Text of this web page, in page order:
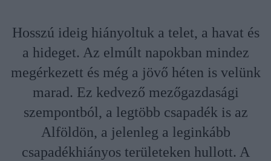
Hosszú ideig hiányoltuk a telet, a havat és
a hideget. Az elmúlt napokban mindez
megérkezett és még a jövő héten is velünk
marad. Ez kedvező mezőgazdasági
szempontból, a legtöbb csapadék is az
Alföldön, a jelenleg a leginkább
csapadékhiányos területeken hullott. A